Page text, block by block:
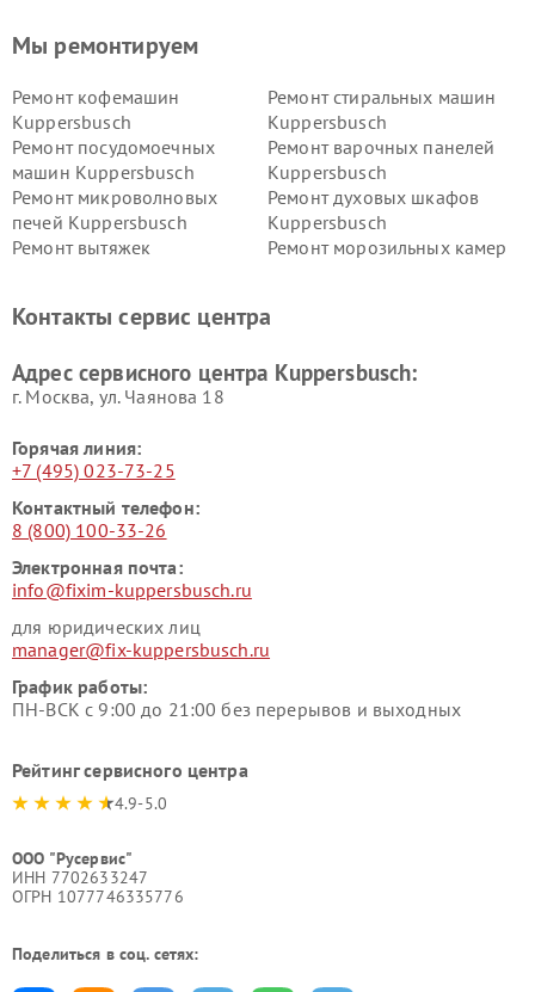
Мы ремонтируем
Ремонт кофемашин
Kuppersbusch
Ремонт стиральных машин
Kuppersbusch
Ремонт посудомоечных
машин Kuppersbusch
Ремонт варочных панелей
Kuppersbusch
Ремонт микроволновых
печей Kuppersbusch
Ремонт духовых шкафов
Kuppersbusch
Ремонт вытяжек
Ремонт морозильных камер
Kuppersbusch
вакуумных упаковщиков
Ремонт сушильных машин Kuppersbusch
Контакты сервис центра
Адрес сервисного центра Kuppersbusch:
г. Москва, ул. Чаянова 18
Горячая линия:
+7 (495) 023-73-25
Контактный телефон:
8 (800) 100-33-26
Электронная почта:
info@fixim-kuppersbusch.ru
для юридических лиц
manager@fix-kuppersbusch.ru
График работы:
ПН-ВСК с 9:00 до 21:00 без перерывов и выходных
Рейтинг сервисного центра
4.9-5.0
ООО "Русервис"
ИНН 7702633247
ОГРН 1077746335776
Поделиться в соц. сетях: